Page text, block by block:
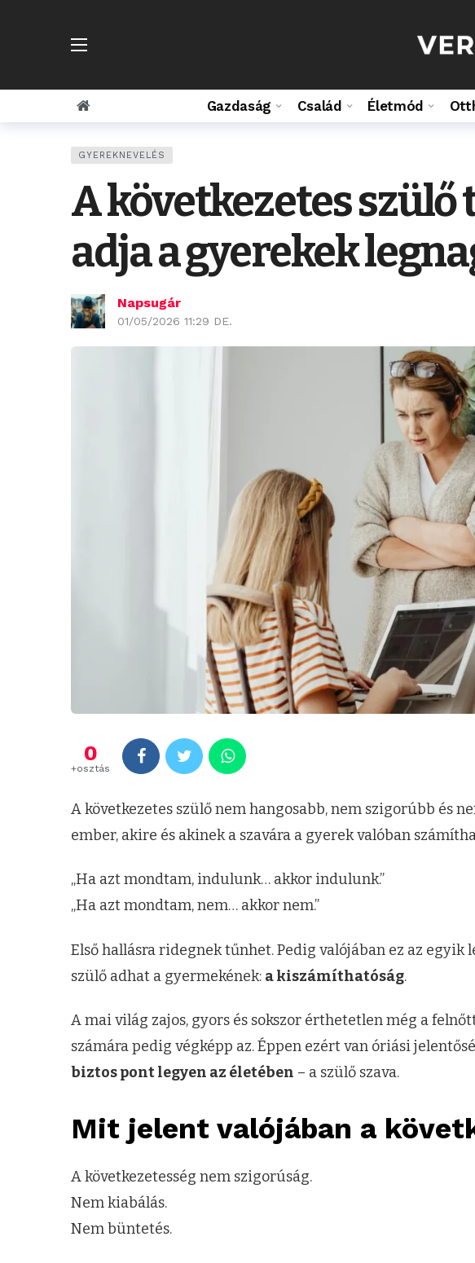
Gazdaság Család Életmód
GYEREKNEVELÉS
A következetes
adja a gyerekek
Napsugár
01/05/2026 11:29 DE.
0
+osztás
A következetes szülő nem hangosabb, nem szigorúbb és
ember, akire és akinek a szavára a gyerek valóban
„Ha azt mondtam, indulunk… akkor indulunk.”
„Ha azt mondtam, nem… akkor nem.”
Első hallásra ridegnek tűnhet. Pedig valójában ez az egyik
szülő adhat a gyermekének: a kiszámíthatóság.
A mai világ zajos, gyors és sokszor érthetetlen még a
számára pedig végképp az. Éppen ezért van óriási
biztos pont legyen az életében – a szülő szava.
Mit jelent valójában a
A következetesség nem szigorúság.
Nem kiabálás.
Nem büntetés.